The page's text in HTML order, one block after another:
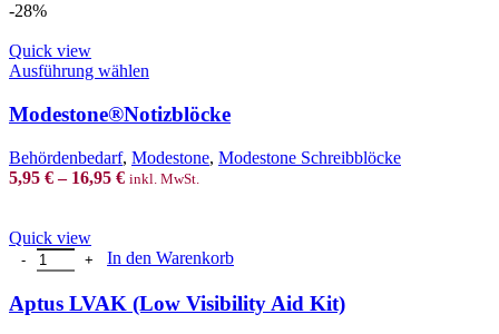
-28%
Quick view
Ausführung wählen
has
multiple
variants.
The
options
chosen
on
product
Modestone®Notizblöcke
Behördenbedarf, Modestone, Modestone Schreibblöcke
5,95 €– 16,95 € inkl. MwSt.
Quick view
Aptus LVAK (Low Visibility Aid Kit) Menge
In den Warenkorb
Aptus LVAK (Low Visibility Aid Kit)